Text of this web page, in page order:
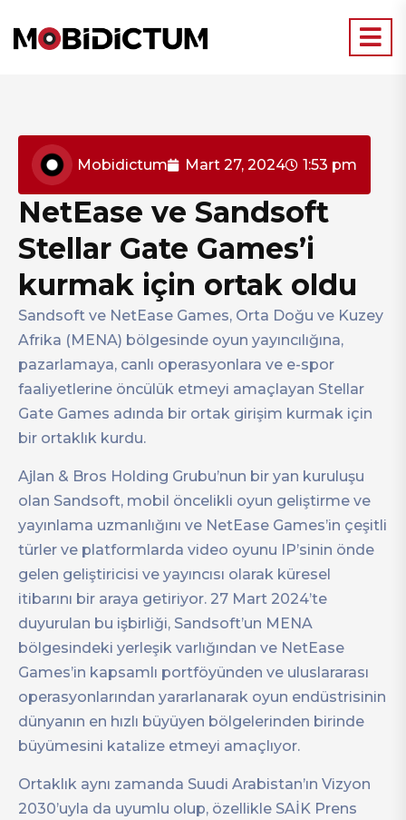
Mobidictum Mart 27, 2024 1:53 pm
NetEase ve Sandsoft
Stellar Gate Games’i
kurmak için ortak oldu
Sandsoft ve NetEase Games, Orta Doğu ve Kuzey
Afrika (MENA) bölgesinde oyun yayıncılığına,
pazarlamaya, canlı operasyonlara ve e-spor
faaliyetlerine öncülük etmeyi amaçlayan Stellar
Gate Games adında bir ortak girişim kurmak için
bir ortaklık kurdu.
Ajlan & Bros Holding Grubu’nun bir yan kuruluşu
olan Sandsoft, mobil öncelikli oyun geliştirme ve
yayınlama uzmanlığını ve NetEase Games’in çeşitli
türler ve platformlarda video oyunu IP’sinin önde
gelen geliştiricisi ve yayıncısı olarak küresel
itibarını bir araya getiriyor. 27 Mart 2024’te
duyurulan bu işbirliği, Sandsoft’un MENA
bölgesindeki yerleşik varlığından ve NetEase
Games’in kapsamlı portföyünden ve uluslararası
operasyonlarından yararlanarak oyun endüstrisinin
dünyanın en hızlı büyüyen bölgelerinden birinde
büyümesini katalize etmeyi amaçlıyor.
Ortaklık aynı zamanda Suudi Arabistan’ın Vizyon
2030’uyla da uyumlu olup, özellikle SAİK Prens